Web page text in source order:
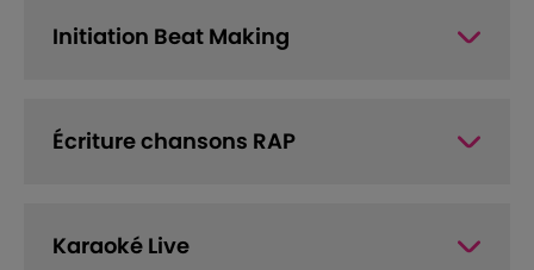
Initiation Beat Making
Écriture chansons RAP
Karaoké Live